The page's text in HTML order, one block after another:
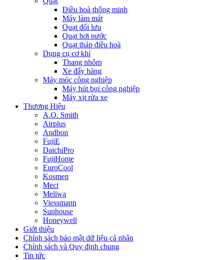
Điều hoà thông minh
Máy làm mát
Quạt đối lưu
Quạt hơi nước
Quạt tháp điều hoà
Dụng cụ cơ khí
Thang nhôm
Xe đẩy hàng
Máy móc công nghiệp
Máy hút bụi công nghiệp
Máy xịt rửa xe
Thương Hiệu
A.O. Smith
Airplus
Andbon
FujiE
DaichiPro
FujiHome
EuroCool
Kosmen
Meci
Meliwa
Viessmann
Sunhouse
Honeywell
Giới thiệu
Chính sách bảo mật dữ liệu cá nhân
Chính sách và Quy định chung
Tin tức